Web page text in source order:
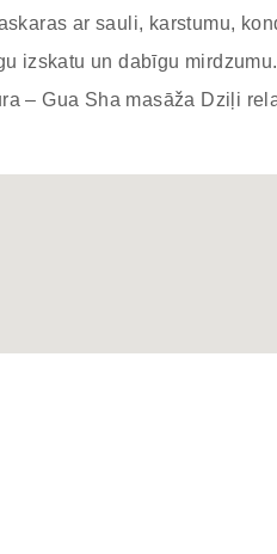
ar sauli, karstumu,
izskatu un dabīgu
– Gua Sha masāža Dziļi